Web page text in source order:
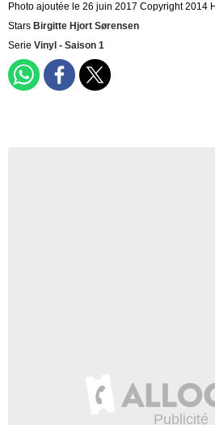
Photo ajoutée le 26 juin 2017 Copyright 2014
Stars Birgitte Hjort Sørensen
Serie Vinyl - Saison 1